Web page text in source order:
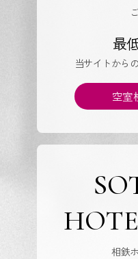
最
当サイトから
空室
相鉄